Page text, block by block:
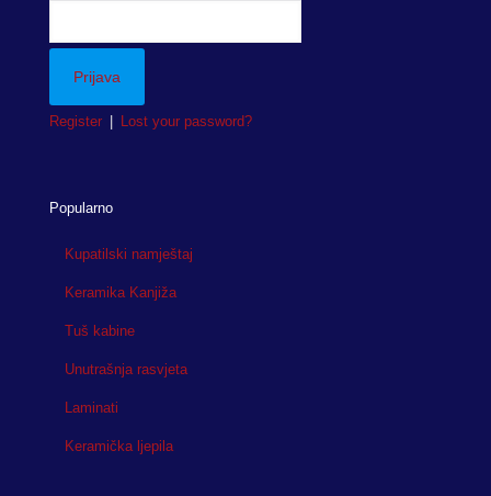
Register | Lost your password?
Popularno
Kupatilski namještaj
Keramika Kanjiža
Tuš kabine
Unutrašnja rasvjeta
Laminati
Keramička ljepila